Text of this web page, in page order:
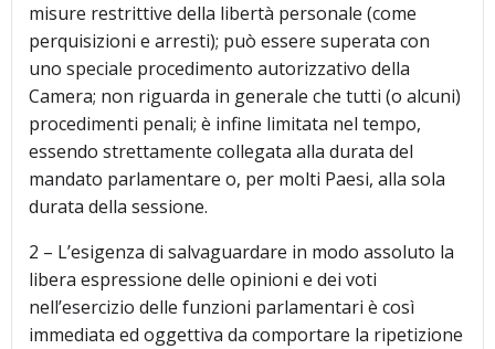
misure restrittive della libertà personale (come
perquisizioni e arresti); può essere superata con
uno speciale procedimento autorizzativo della
Camera; non riguarda in generale che tutti (o alcuni)
procedimenti penali; è infine limitata nel tempo,
essendo strettamente collegata alla durata del
mandato parlamentare o, per molti Paesi, alla sola
durata della sessione.
2 – L’esigenza di salvaguardare in modo assoluto la
libera espressione delle opinioni e dei voti
nell’esercizio delle funzioni parlamentari è così
immediata ed oggettiva da comportare la ripetizione